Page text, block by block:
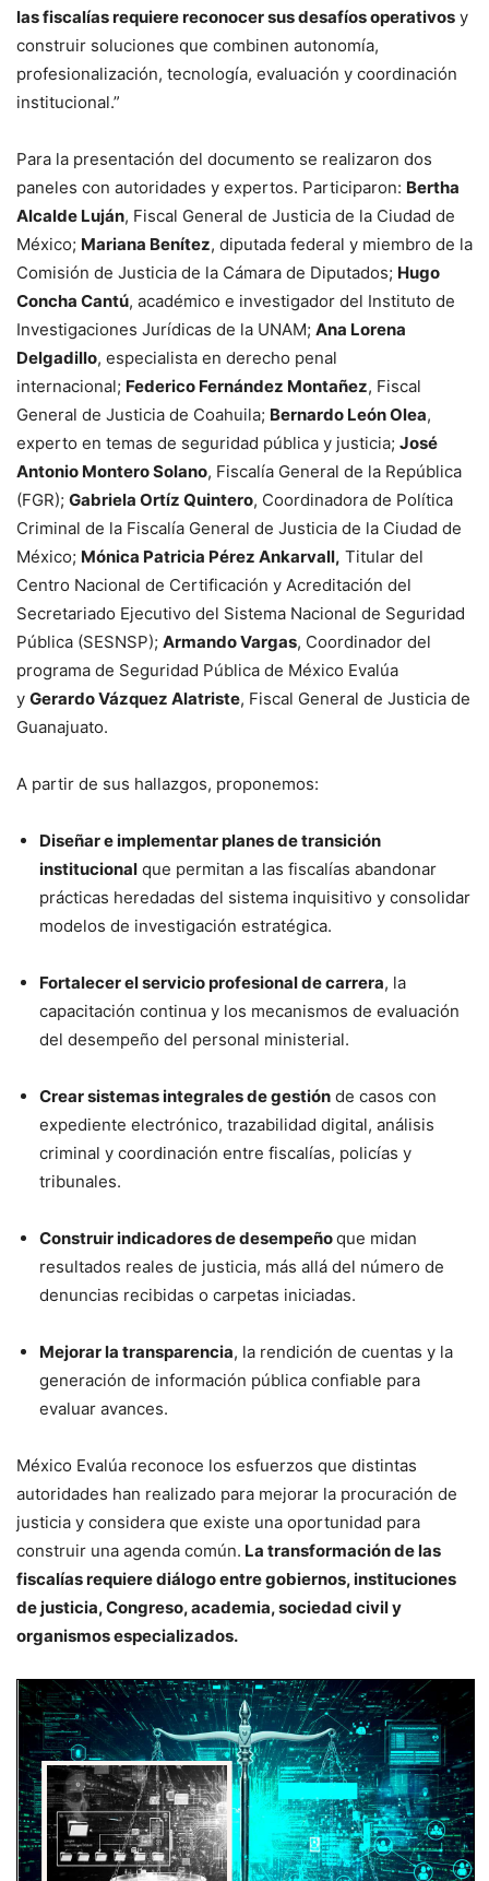
las fiscalías requiere reconocer sus desafíos operativos y
construir soluciones que combinen autonomía,
profesionalización, tecnología, evaluación y coordinación
institucional.”
Para la presentación del documento se realizaron dos
paneles con autoridades y expertos. Participaron: Bertha
Alcalde Luján, Fiscal General de Justicia de la Ciudad de
México; Mariana Benítez, diputada federal y miembro de la
Comisión de Justicia de la Cámara de Diputados; Hugo
Concha Cantú, académico e investigador del Instituto de
Investigaciones Jurídicas de la UNAM; Ana Lorena
Delgadillo, especialista en derecho penal
internacional; Federico Fernández Montañez, Fiscal
General de Justicia de Coahuila; Bernardo León Olea,
experto en temas de seguridad pública y justicia; José
Antonio Montero Solano, Fiscalía General de la República
(FGR); Gabriela Ortíz Quintero, Coordinadora de Política
Criminal de la Fiscalía General de Justicia de la Ciudad de
México; Mónica Patricia Pérez Ankarvall, Titular del
Centro Nacional de Certificación y Acreditación del
Secretariado Ejecutivo del Sistema Nacional de Seguridad
Pública (SESNSP); Armando Vargas, Coordinador del
programa de Seguridad Pública de México Evalúa
y Gerardo Vázquez Alatriste, Fiscal General de Justicia de
Guanajuato.
A partir de sus hallazgos, proponemos:
Diseñar e implementar planes de transición
institucional que permitan a las fiscalías abandonar
prácticas heredadas del sistema inquisitivo y consolidar
modelos de investigación estratégica.
Fortalecer el servicio profesional de carrera, la
capacitación continua y los mecanismos de evaluación
del desempeño del personal ministerial.
Crear sistemas integrales de gestión de casos con
expediente electrónico, trazabilidad digital, análisis
criminal y coordinación entre fiscalías, policías y
tribunales.
Construir indicadores de desempeñoque midan
resultados reales de justicia, más allá del número de
denuncias recibidas o carpetas iniciadas.
Mejorar la transparencia, la rendición de cuentas y la
generación de información pública confiable para
evaluar avances.
México Evalúa reconoce los esfuerzos que distintas
autoridades han realizado para mejorar la procuración de
justicia y considera que existe una oportunidad para
construir una agenda común. La transformación de las
fiscalías requiere diálogo entre gobiernos, instituciones
de justicia, Congreso, academia, sociedad civil y
organismos especializados.